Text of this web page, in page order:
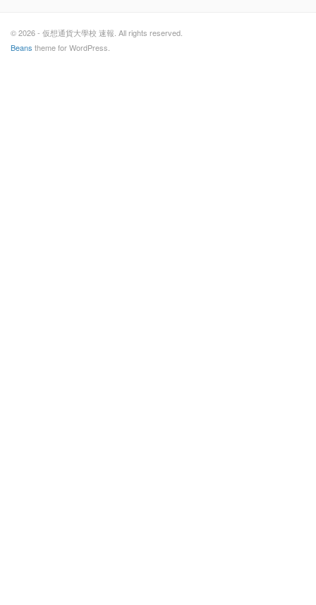
© 2026 - 仮想通貨大學校 速報. All rights reserved.
Beans theme for WordPress.